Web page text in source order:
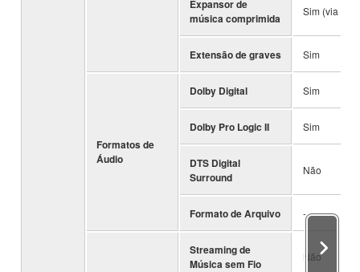
Expansor de
música comprimida
Sim (via
Extensão de graves Sim
Formatos de
Áudio
Dolby Digital Sim
Dolby Pro Logic II Sim
DTS Digital
Surround
Não
Formato de Arquivo -
Streaming de
Música sem Fio
Não